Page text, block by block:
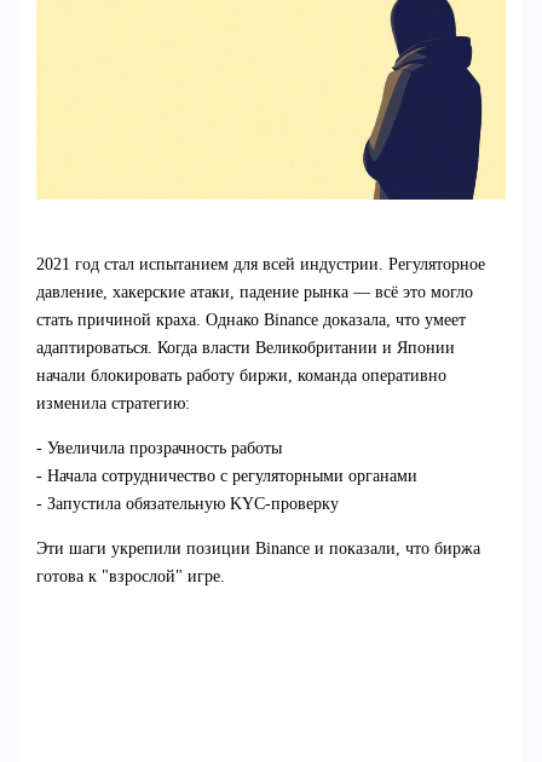
2021 год стал испытанием для всей индустрии. Регуляторное
давление, хакерские атаки, падение рынка — всё это могло
стать причиной краха. Однако Binance доказала, что умеет
адаптироваться. Когда власти Великобритании и Японии
начали блокировать работу биржи, команда оперативно
изменила стратегию:
- Увеличила прозрачность работы
- Начала сотрудничество с регуляторными органами
- Запустила обязательную KYC-проверку
Эти шаги укрепили позиции Binance и показали, что биржа
готова к "взрослой" игре.